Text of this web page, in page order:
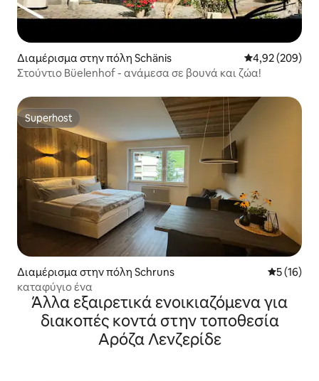
Διαμέρισμα στην πόλη Schänis Μέση
4,92 (209)
Στούντιο Büelenhof - ανάμεσα σε βουνά και ζώα!
Superhost
Superhost
Διαμέρισμα στην πόλη Schruns Μέση
5 (16)
καταφύγιο ένα
Άλλα εξαιρετικά ενοικιαζόμενα για
διακοπές κοντά στην τοποθεσία
Αρόζα Λενζερίδε